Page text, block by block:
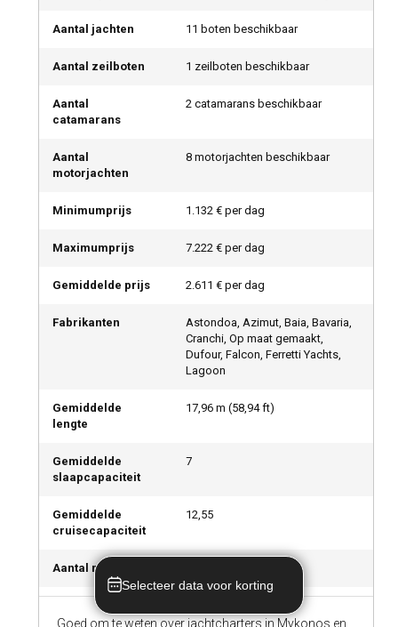
Goed om te weten over jachtcharters in Mykonos en
Aantal jachten 11 boten beschikbaar
Aantal zeilboten 1 zeilboten beschikbaar
Aantal
catamarans
2 catamarans beschikbaar
Aantal
motorjachten
8 motorjachten beschikbaar
Minimumprijs 1.132 € per dag
Maximumprijs 7.222 € per dag
Gemiddelde prijs 2.611 € per dag
Fabrikanten
Astondoa, Azimut, Baia, Bavaria,
Cranchi, Op maat gemaakt,
Dufour, Falcon, Ferretti Yachts,
Lagoon
Gemiddelde
lengte
17,96 m (58,94ft)
Gemiddelde
slaapcapaciteit
7
Gemiddelde
cruisecapaciteit
12,55
Aantal recensies
Selecteer data voor korting